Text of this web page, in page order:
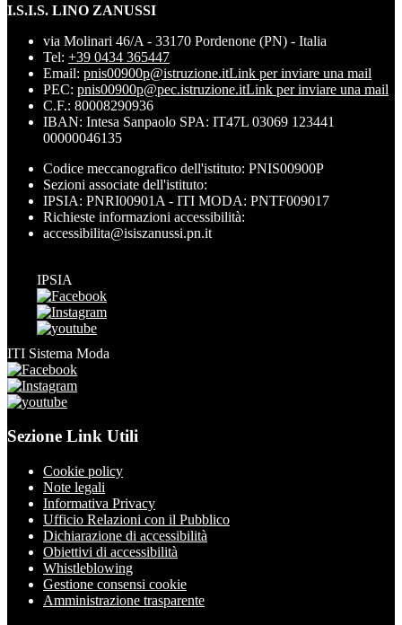
I.S.I.S. LINO ZANUSSI
via Molinari 46/A - 33170 Pordenone (PN) - Italia
Tel: +39 0434 365447
Email: pnis00900p@istruzione.itLink per inviare una mail
PEC: pnis00900p@pec.istruzione.itLink per inviare una mail
C.F.: 80008290936
IBAN: Intesa Sanpaolo SPA: IT47L 03069 123441
00000046135
Codice meccanografico dell'istituto: PNIS00900P
Sezioni associate dell'istituto:
IPSIA: PNRI00901A - ITI MODA: PNTF009017
Richieste informazioni accessibilità:
accessibilita@isiszanussi.pn.it
IPSIA
ITI Sistema Moda
Sezione Link Utili
Cookie policy
Note legali
Informativa Privacy
Ufficio Relazioni con il Pubblico
Dichiarazione di accessibilità
Obiettivi di accessibilità
Whistleblowing
Gestione consensi cookie
Amministrazione trasparente